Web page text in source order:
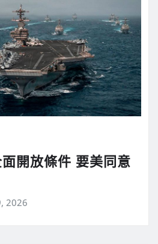
開放條件 要美同意
2026